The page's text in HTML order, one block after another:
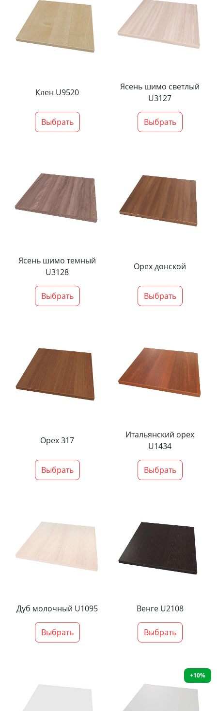
Клен U9520
Выбрать
Ясень шимо светлый
U3127
Выбрать
Ясень шимо темный
U3128
Выбрать
Орех донской
Выбрать
Орех 317
Выбрать
Итальянский орех
U1434
Выбрать
Дуб молочный U1095
Выбрать
Венге U2108
Выбрать
+10%